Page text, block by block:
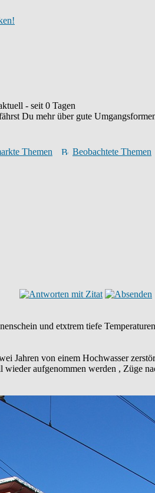
- seit 0 Tagen
Du mehr über gute
Themen
Beobachtete Themen
und etxtrem tiefe
Jahren von einem Hochwasser
aufgenommen werden , Züge